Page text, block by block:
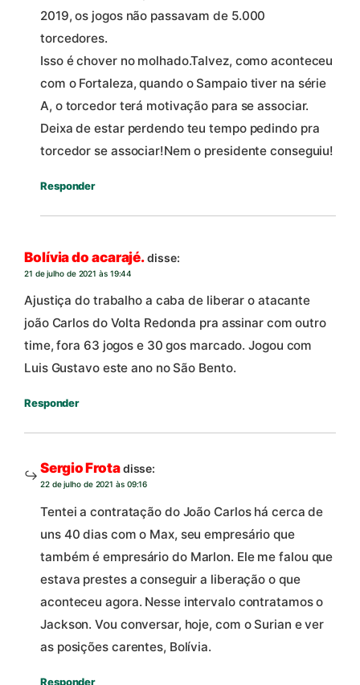
2019, os jogos não passavam de 5.000
torcedores.
Isso é chover no molhado.Talvez, como aconteceu
com o Fortaleza, quando o Sampaio tiver na série
A, o torcedor terá motivação para se associar.
Deixa de estar perdendo teu tempo pedindo pra
torcedor se associar!Nem o presidente conseguiu!
Responder
Bolívia do acarajé.disse:
21 de julho de 2021 às 19:44
Ajustiça do trabalho a caba de liberar o atacante
joão Carlos do Volta Redonda pra assinar com outro
time, fora 63 jogos e 30 gos marcado. Jogou com
Luis Gustavo este ano no São Bento.
Responder
Sergio Frotadisse:
22 de julho de 2021 às 09:16
Tentei a contratação do João Carlos há cerca de
uns 40 dias com o Max, seu empresário que
também é empresário do Marlon. Ele me falou que
estava prestes a conseguir a liberação o que
aconteceu agora. Nesse intervalo contratamos o
Jackson. Vou conversar, hoje, com o Surian e ver
as posições carentes, Bolívia.
Responder